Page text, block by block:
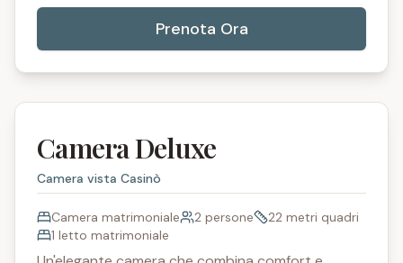
Prenota Ora
Camera Deluxe
Camera vista Casinò
Camera matrimoniale 2 persone
22 metri quadri
1 letto matrimoniale